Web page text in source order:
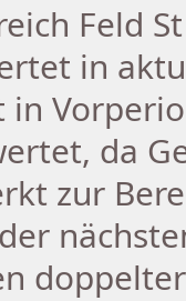
Feld
in
in
da
zur